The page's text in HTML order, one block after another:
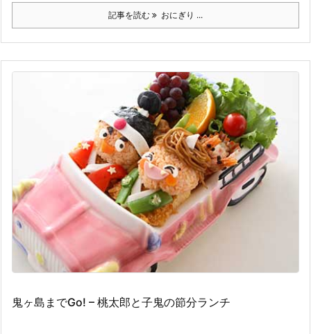
記事を読む おにぎり ...
鬼ヶ島までGo! – 桃太郎と子鬼の節分ランチ